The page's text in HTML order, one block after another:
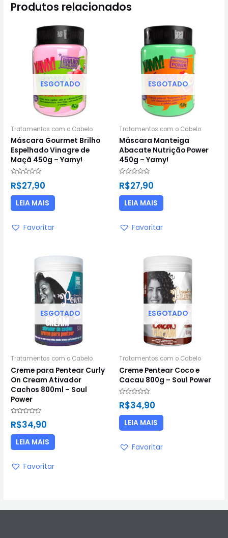
Produtos relacionados
ESGOTADO
Tratamentos com o Cabelo
Máscara Gourmet Brilho
Espelhado Vinagre de
Maçã 450g – Yamy!
0
5
R$27,90
LEIA MAIS
Favoritar
ESGOTADO
Tratamentos com o Cabelo
Máscara Manteiga
Abacate Nutrição Power
450g – Yamy!
0
5
R$27,90
LEIA MAIS
Favoritar
ESGOTADO
Tratamentos com o Cabelo
Creme para Pentear Curly
On Cream Ativador
Cachos 800ml – Soul
Power
0
5
R$34,90
LEIA MAIS
Favoritar
ESGOTADO
Tratamentos com o Cabelo
Creme Pentear Coco e
Cacau 800g – Soul Power
0
5
R$34,90
LEIA MAIS
Favoritar